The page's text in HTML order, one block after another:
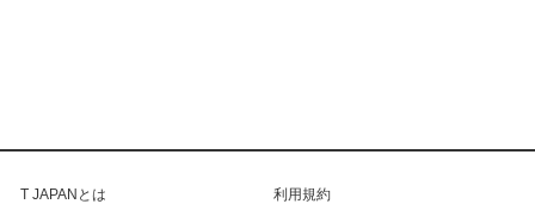
T JAPANとは
利用規約